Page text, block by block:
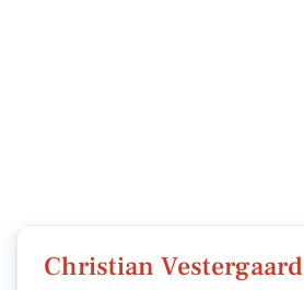
Christian Vestergaard